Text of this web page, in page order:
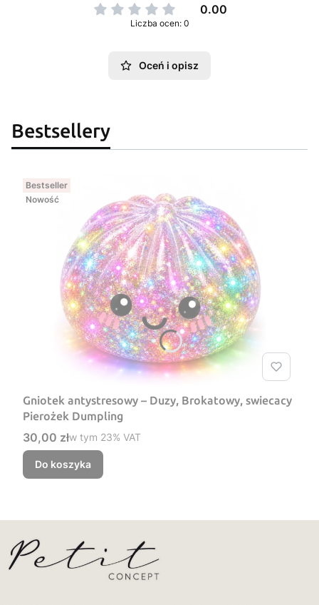
0.00
Liczba ocen: 0
Oceń i opisz
Bestsellery
Bestseller
Nowość
Gniotek antystresowy – Duzy, Brokatowy, swiecacy
Pierożek Dumpling
Cena brutto
30,00 złw tym %s VAT
w tym 23% VAT
Do koszyka